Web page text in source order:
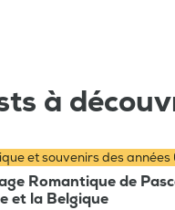
à
et souvenirs des années
Romantique de
et la Belgique